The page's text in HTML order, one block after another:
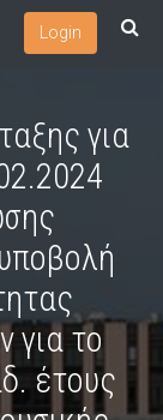
Login
για
για το
έτους